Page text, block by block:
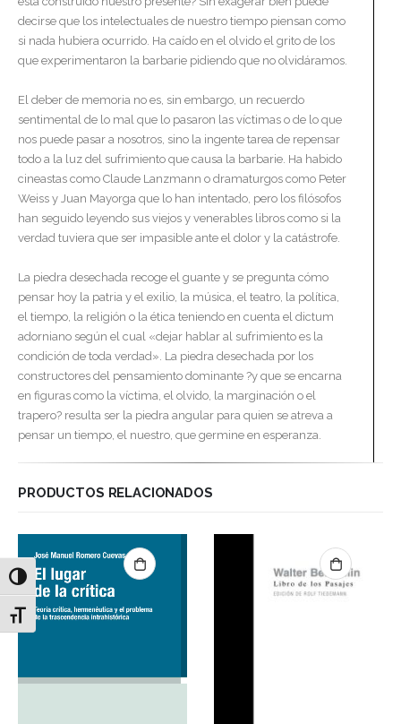
Alternar alto contraste
Alternar tamaño de letra
decirse que los intelectuales de nuestro tiempo piensan como
si nada hubiera ocurrido. Ha caído en el olvido el grito de los
que experimentaron la barbarie pidiendo que no olvidáramos.
El deber de memoria no es, sin embargo, un recuerdo
sentimental de lo mal que lo pasaron las víctimas o de lo que
nos puede pasar a nosotros, sino la ingente tarea de repensar
todo a la luz del sufrimiento que causa la barbarie. Ha habido
cineastas como Claude Lanzmann o dramaturgos como Peter
Weiss y Juan Mayorga que lo han intentado, pero los filósofos
han seguido leyendo sus viejos y venerables libros como si la
verdad tuviera que ser impasible ante el dolor y la catástrofe.
La piedra desechada recoge el guante y se pregunta cómo
pensar hoy la patria y el exilio, la música, el teatro, la política,
el tiempo, la religión o la ética teniendo en cuenta el dictum
adorniano según el cual «dejar hablar al sufrimiento es la
condición de toda verdad». La piedra desechada por los
constructores del pensamiento dominante ?y que se encarna
en figuras como la víctima, el olvido, la marginación o el
trapero? resulta ser la piedra angular para quien se atreva a
pensar un tiempo, el nuestro, que germine en esperanza.
PRODUCTOS RELACIONADOS